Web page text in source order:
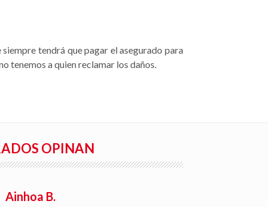
tendrá que pagar el asegurado para
tenemos a quien reclamar los daños.
OPINAN
Rafael S.